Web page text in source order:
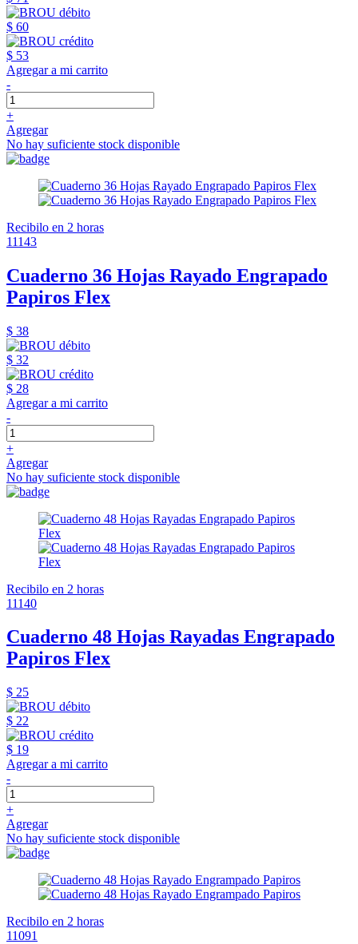
$ 60
$ 53
Agregar a mi carrito
-
+
Agregar
No hay suficiente stock disponible
Recibilo en 2 horas
11143
Cuaderno 36 Hojas Rayado Engrapado
Papiros Flex
$ 38
$ 32
$ 28
Agregar a mi carrito
-
+
Agregar
No hay suficiente stock disponible
Recibilo en 2 horas
11140
Cuaderno 48 Hojas Rayadas Engrapado
Papiros Flex
$ 25
$ 22
$ 19
Agregar a mi carrito
-
+
Agregar
No hay suficiente stock disponible
Recibilo en 2 horas
11091